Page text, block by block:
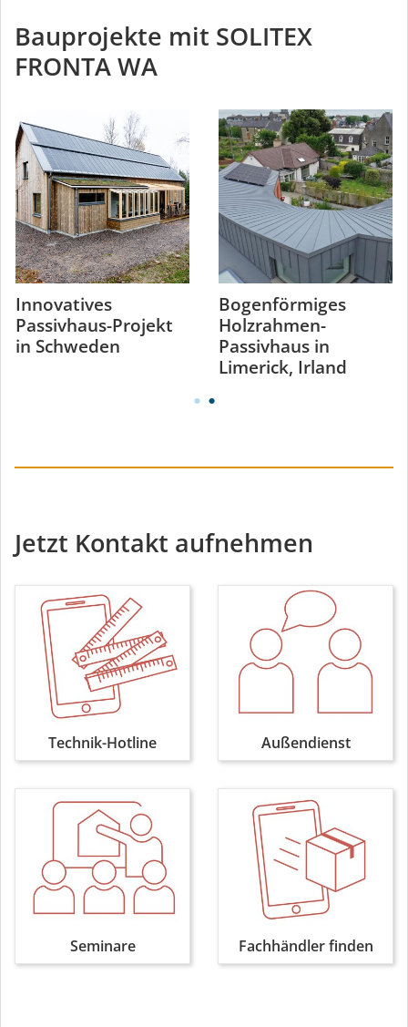
Bauprojekte mit SOLITEX
FRONTA WA
Innovatives
Passivhaus-Projekt
in Schweden
Bogenförmiges
Holzrahmen-
Passivhaus in
Limerick, Irland
Jetzt Kontakt aufnehmen
Technik-Hotline Außendienst
Seminare Fachhändler finden